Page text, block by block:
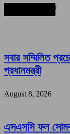
সবার সম্মিলিত
প্রধানমন্ত্রী
August 8, 2026
এসএসসি ফল